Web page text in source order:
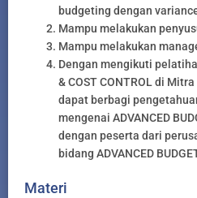
budgeting dengan
Mampu melakukan
Mampu melakukan
Dengan mengikuti
& COST CONTROL di
dapat berbagi
mengenai ADVANCED
dengan peserta dari
bidang ADVANCED
Materi